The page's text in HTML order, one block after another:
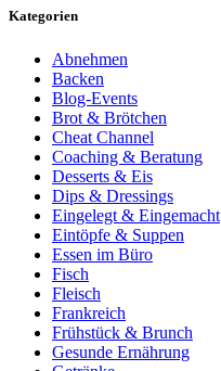
Kategorien
Abnehmen
Backen
Blog-Events
Brot & Brötchen
Cheat Channel
Coaching & Beratung
Desserts & Eis
Dips & Dressings
Eingelegt & Eingemacht
Eintöpfe & Suppen
Essen im Büro
Fisch
Fleisch
Frankreich
Frühstück & Brunch
Gesunde Ernährung